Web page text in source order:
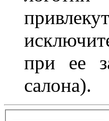
при ее
салона).